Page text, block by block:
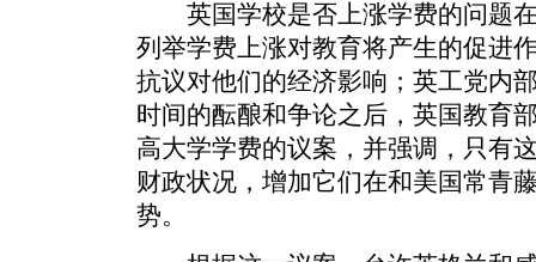
英国学校是否上涨学费的问题在
列举学费上涨对教育将产生的促进
抗议对他们的经济影响；英工党内
时间的酝酿和争论之后，英国教育
高大学学费的议案，并强调，只有
财政状况，增加它们在和美国常青
势。